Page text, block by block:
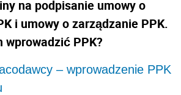
na podpisanie umowy o
i umowy o zarządzanie PPK.
wprowadzić PPK?
– wprowadzenie PPK